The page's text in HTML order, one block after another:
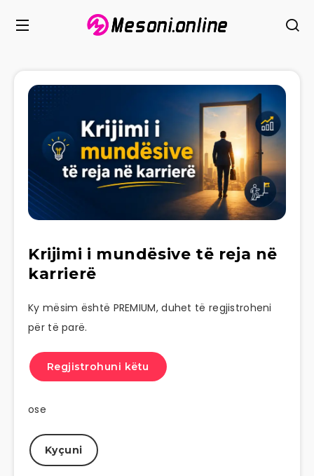
Krijimi i mundësive të reja në
karrierë
Ky mësim është PREMIUM, duhet të regjistroheni
për të parë.
Regjistrohuni këtu
ose
Kyçuni